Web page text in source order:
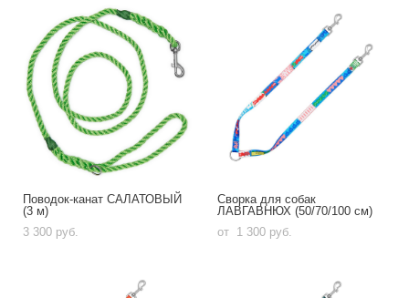
Поводок-канат CАЛАТОВЫЙ
(3 м)
3 300 pуб.
Сворка для собак
ЛАВГАВНЮХ (50/70/100 см)
от 1 300 pуб.